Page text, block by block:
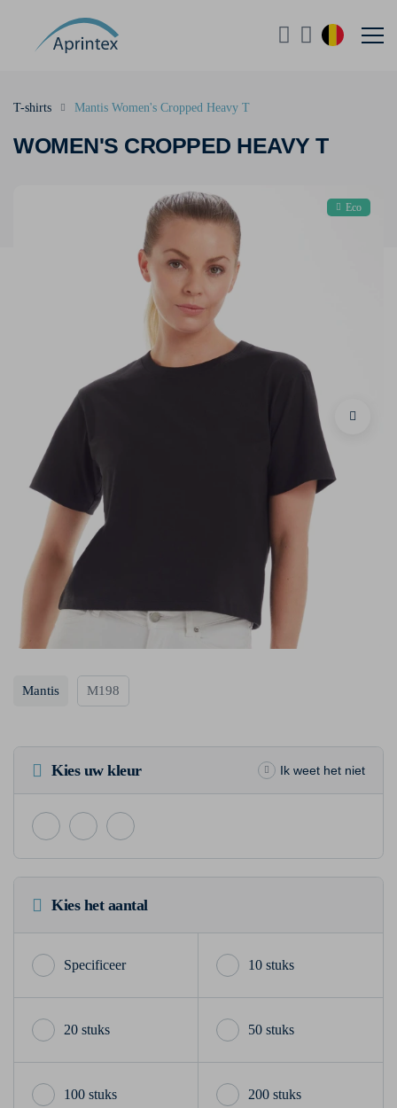
WOMEN'S CROPPED HEAVY T
T-shirts Mantis Women's Cropped Heavy T
Eco
Mantis M198
Kies uw kleur Ik weet het niet
Kies het aantal
10 stuks
20 stuks 50 stuks
100 stuks 200 stuks